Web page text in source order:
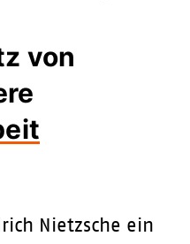
von
Nietzsche ein